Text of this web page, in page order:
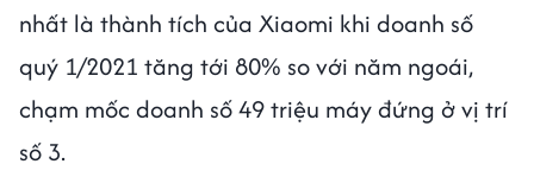
nhất là thành tích của Xiaomi khi doanh số
quý 1/2021 tăng tới 80% so với năm ngoái,
chạm mốc doanh số 49 triệu máy đứng ở vị trí
số 3.